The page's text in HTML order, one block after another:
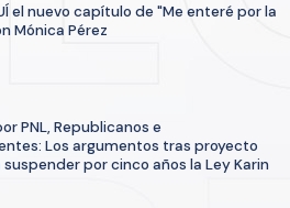
el nuevo capítulo de "Me enteré por la
Mónica Pérez
PNL, Republicanos e
Los argumentos tras proyecto
por cinco años la Ley Karin